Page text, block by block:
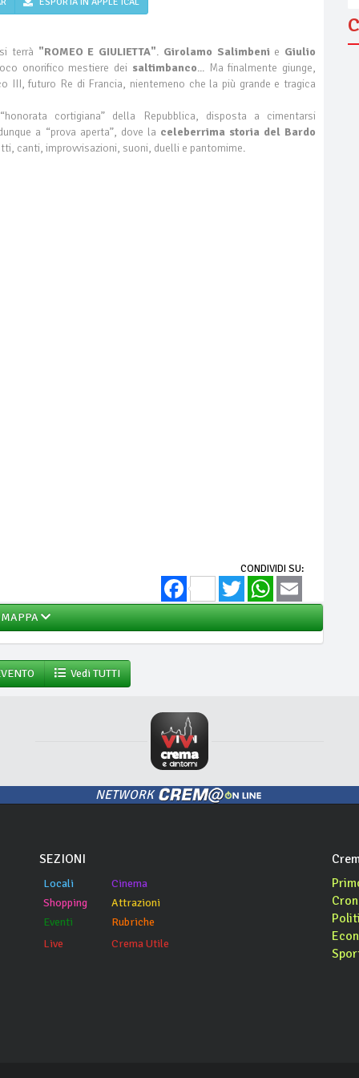
terrà "ROMEO E GIULIETTA". Girolamo Salimbeni e Giulio
onorifico mestiere dei saltimbanco... Ma finalmente giunge,
III, futuro Re di Francia, nientemeno che la più grande e tragica
cortigiana” della Repubblica, disposta a cimentarsi
a “prova aperta”, dove la celeberrima storia del Bardo
canti, improvvisazioni, suoni, duelli e pantomime.
CONDIVIDI SU:
FacebookTwitter WhatsApp
Vedi TUTTI
NETWORK
SEZIONI
Locali
Shopping
Eventi
Live
Cinema
Attrazioni
Rubriche
Crema Utile